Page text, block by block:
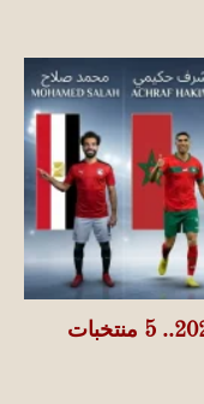
مغامرات تاريخية في كأس العالم 2026.. 5 منتخبات